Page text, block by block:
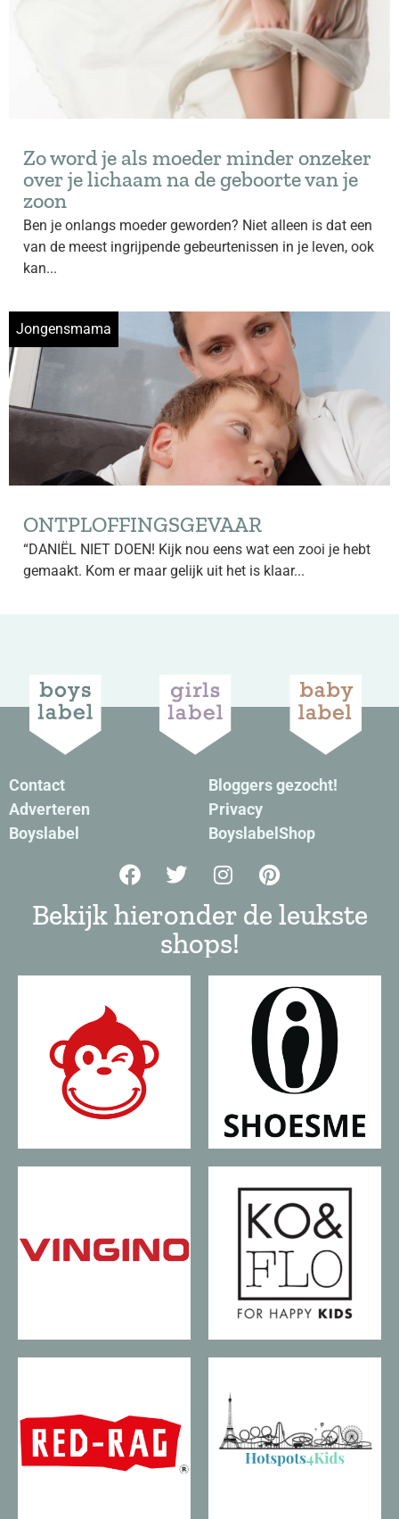
Zo word je als moeder minder onzeker
over je lichaam na de geboorte van je
zoon
Ben je onlangs moeder geworden? Niet alleen is dat een
van de meest ingrijpende gebeurtenissen in je leven, ook
kan...
Jongensmama
ONTPLOFFINGSGEVAAR
“DANIËL NIET DOEN! Kijk nou eens wat een zooi je hebt
gemaakt. Kom er maar gelijk uit het is klaar...
Contact
Adverteren
Boyslabel
Bloggers gezocht!
Privacy
BoyslabelShop
Bekijk hieronder de leukste
shops!